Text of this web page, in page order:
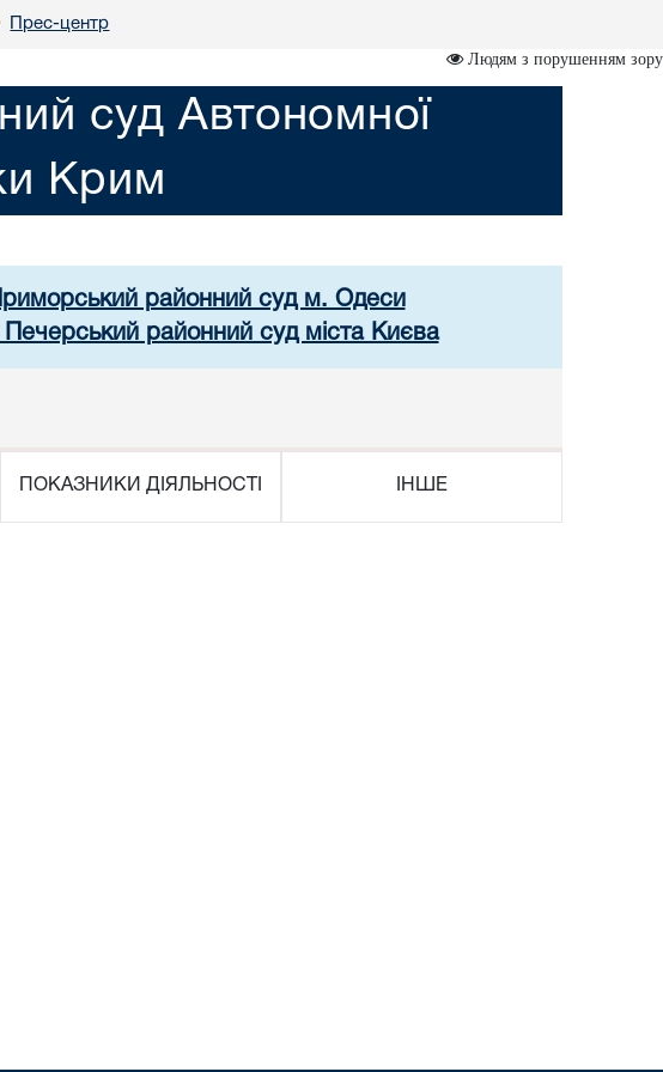
Прес-центр
Людям з порушенням зору
суд Автономної
Крим
районний суд м. Одеси
Печерський районний суд міста Києва
ПОКАЗНИКИ ДІЯЛЬНОСТІ ІНШЕ